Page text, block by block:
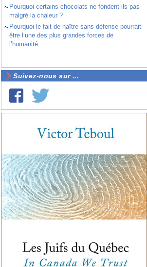
~ Pourquoi certains chocolats ne fondent-ils pas
malgré la chaleur ?
~ Pourquoi le fait de naître sans défense pourrait
être l’une des plus grandes forces de
l’humanité
Suivez-nous sur ...